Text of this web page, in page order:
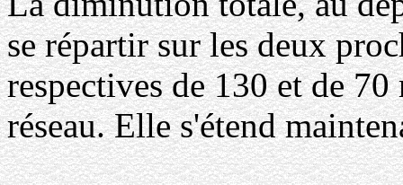
se répartir sur les deux
respectives de 130 et de
réseau. Elle s'étend